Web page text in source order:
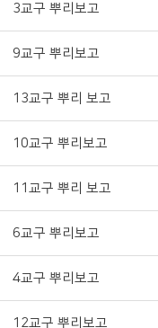
3교구 뿌리보고
9교구 뿌리보고
13교구 뿌리 보고
10교구 뿌리보고
11교구 뿌리 보고
6교구 뿌리보고
4교구 뿌리보고
12교구 뿌리보고